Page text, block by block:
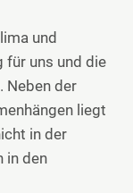
und
für uns und die
Neben der
liegt
in der
in den